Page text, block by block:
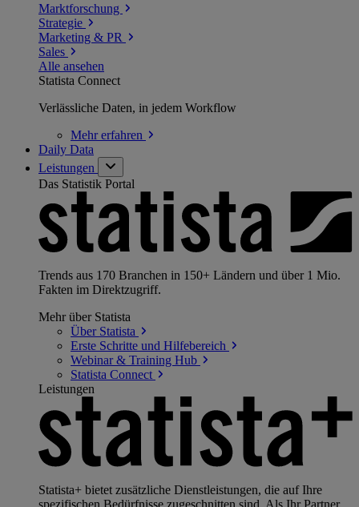
Marktforschung
Strategie
Marketing & PR
Sales
Alle ansehen
Statista Connect
Verlässliche Daten, in jedem Workflow
Mehrerfahren
Daily Data
Leistungen
Das Statistik Portal
Trends aus 170 Branchen in 150+ Ländern und über 1 Mio.
Fakten im Direktzugriff.
Mehr über Statista
Über Statista
Erste Schritte und Hilfebereich
Webinar & Training Hub
Statista Connect
Leistungen
Statista+ bietet zusätzliche Dienstleistungen, die auf Ihre
spezifischen Bedürfnisse zugeschnitten sind. Als Ihr Partner